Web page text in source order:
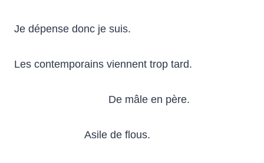
Je dépense donc je suis.
Les contemporains viennent trop tard.
De mâle en père.
Asile de flous.